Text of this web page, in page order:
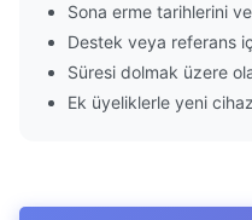
Sona erme tarihlerini
Destek veya referans
Süresi dolmak üzere
Ek üyeliklerle yeni